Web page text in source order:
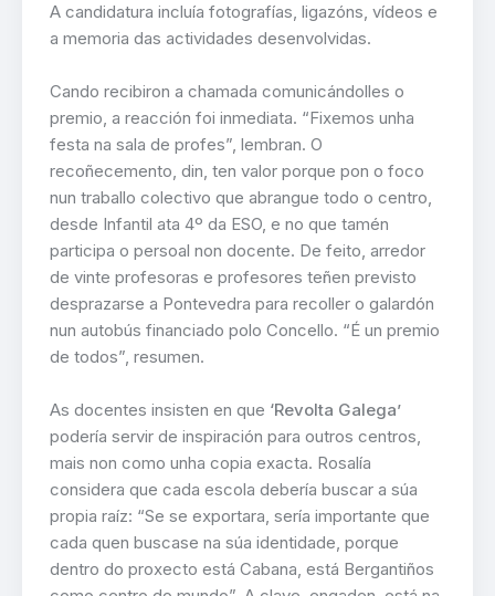
A candidatura incluía fotografías, ligazóns, vídeos e
a memoria das actividades desenvolvidas.
Cando recibiron a chamada comunicándolles o
premio, a reacción foi inmediata. “Fixemos unha
festa na sala de profes”, lembran. O
recoñecemento, din, ten valor porque pon o foco
nun traballo colectivo que abrangue todo o centro,
desde Infantil ata 4º da ESO, e no que tamén
participa o persoal non docente. De feito, arredor
de vinte profesoras e profesores teñen previsto
desprazarse a Pontevedra para recoller o galardón
nun autobús financiado polo Concello. “É un premio
de todos”, resumen.
As docentes insisten en que ‘Revolta Galega’
podería servir de inspiración para outros centros,
mais non como unha copia exacta. Rosalía
considera que cada escola debería buscar a súa
propia raíz: “Se se exportara, sería importante que
cada quen buscase na súa identidade, porque
dentro do proxecto está Cabana, está Bergantiños